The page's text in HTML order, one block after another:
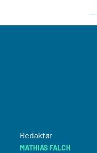
Redaktør
MATHIAS FALCH